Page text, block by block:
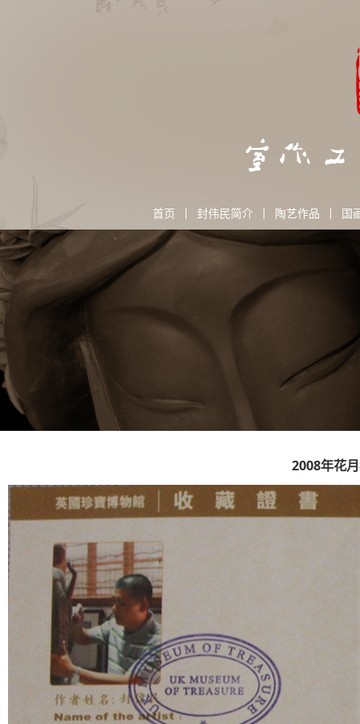
首页 封伟民简介 陶艺作品 国
2008年花